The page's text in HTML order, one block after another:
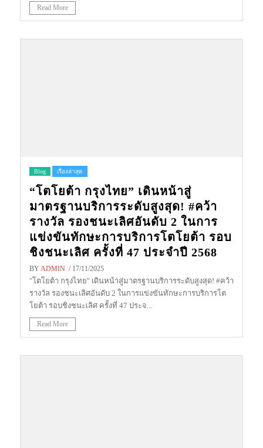
Read More
Blog เรื่องล่าสุด
“โตโยต้า กรุงไทย” เดินหน้าสู่
มาตรฐานบริการระดับสูงสุด! #คว้า
รางวัล รองชนะเลิศอันดับ 2 ในการ
แข่งขันทักษะการบริการโตโยต้า รอบ
ชิงชนะเลิศ ครั้งที่ 47 ประจำปี 2568
BY ADMIN / 17/11/2025
"โตโยต้า กรุงไทย" เดินหน้าสู่มาตรฐานบริการระดับสูงสุด! #คว้า
รางวัล รองชนะเลิศอันดับ 2 ในการแข่งขันทักษะการบริการโต
โยต้า รอบชิงชนะเลิศ ครั้งที่ 47 ประจ...
Read More